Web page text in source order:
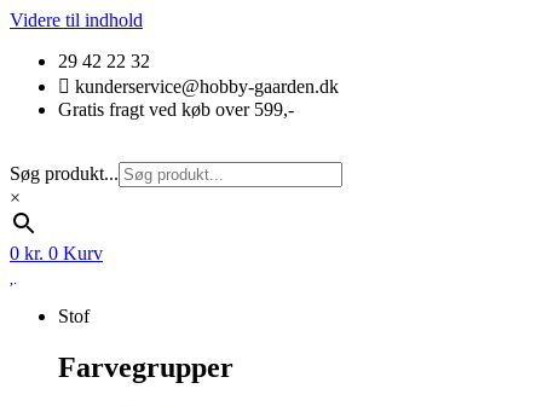
Videre til indhold
29 42 22 32
kunderservice@hobby-gaarden.dk
Gratis fragt ved køb over 599,-
Søg produkt...
×
0 kr. 0 Kurv
Stof
Farvegrupper